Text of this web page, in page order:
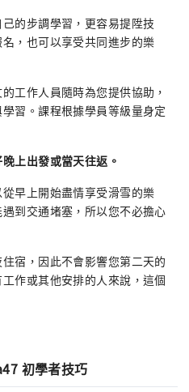
的步調學習，更容易提陞技
，也可以享受共同進步的樂
工作人員隨時為您提供協助，
習。課程根據學員等級量身定
上出發或當天往返。
早上開始盡情享受滑雪的樂
到交通堵塞，所以您不必擔心
宿，因此不會影響您第二天的
作或其他安排的人來說，這個
初學者技巧